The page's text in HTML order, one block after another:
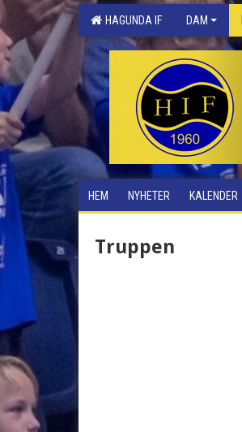
HAGUNDA IF DAM
HEM NYHETER KALENDER
Truppen